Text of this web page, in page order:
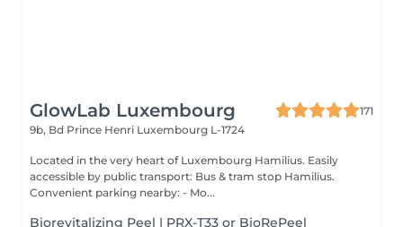
GlowLab Luxembourg
171
9b, Bd Prince Henri Luxembourg L-1724
Located in the very heart of Luxembourg Hamilius. Easily
accessible by public transport: Bus & tram stop Hamilius.
Convenient parking nearby: - Mo...
Biorevitalizing Peel | PRX-T33 or BioRePeel